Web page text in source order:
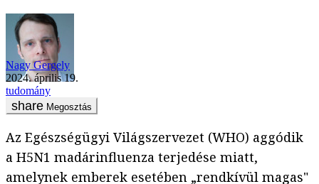
Nagy Gergely
2024. április 19.
tudomány
Megosztás
Az Egészségügyi Világszervezet (WHO) aggódik
a H5N1 madárinfluenza terjedése miatt,
amelynek emberek esetében „rendkívül magas"